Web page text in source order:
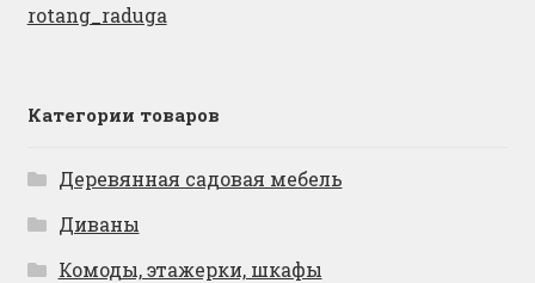
rotang_raduga
Категории товаров
Деревянная садовая мебель
Диваны
Комоды, этажерки, шкафы